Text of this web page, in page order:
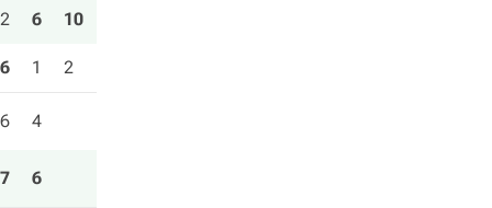
2 6 10
6 1 2
6 4
7 6